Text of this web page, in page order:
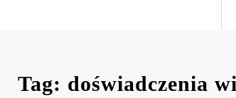
Tag: doświadczenia